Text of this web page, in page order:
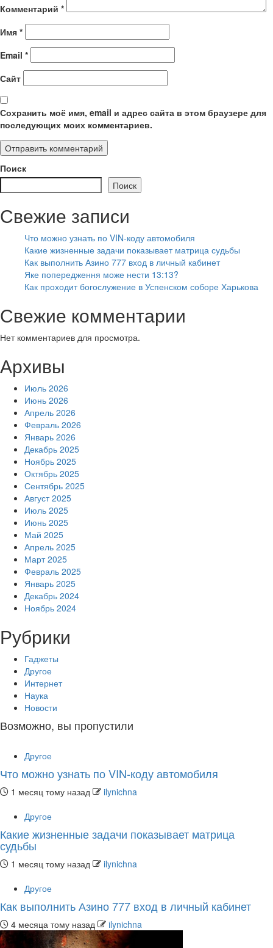
Комментарий *
Имя *
Email *
Сайт
Сохранить моё имя, email и адрес сайта в этом браузере для
последующих моих комментариев.
Поиск
Поиск
Свежие записи
Что можно узнать по VIN-коду автомобиля
Какие жизненные задачи показывает матрица судьбы
Как выполнить Азино 777 вход в личный кабинет
Яке попередження може нести 13:13?
Как проходит богослужение в Успенском соборе Харькова
Свежие комментарии
Нет комментариев для просмотра.
Архивы
Июль 2026
Июнь 2026
Апрель 2026
Февраль 2026
Январь 2026
Декабрь 2025
Ноябрь 2025
Октябрь 2025
Сентябрь 2025
Август 2025
Июль 2025
Июнь 2025
Май 2025
Апрель 2025
Март 2025
Февраль 2025
Январь 2025
Декабрь 2024
Ноябрь 2024
Рубрики
Гаджеты
Другое
Интернет
Наука
Новости
Возможно, вы пропустили
Другое
Что можно узнать по VIN-коду автомобиля
1 месяц тому назад
ilynichna
Другое
Какие жизненные задачи показывает матрица
судьбы
1 месяц тому назад
ilynichna
Другое
Как выполнить Азино 777 вход в личный кабинет
4 месяца тому назад ilynichna